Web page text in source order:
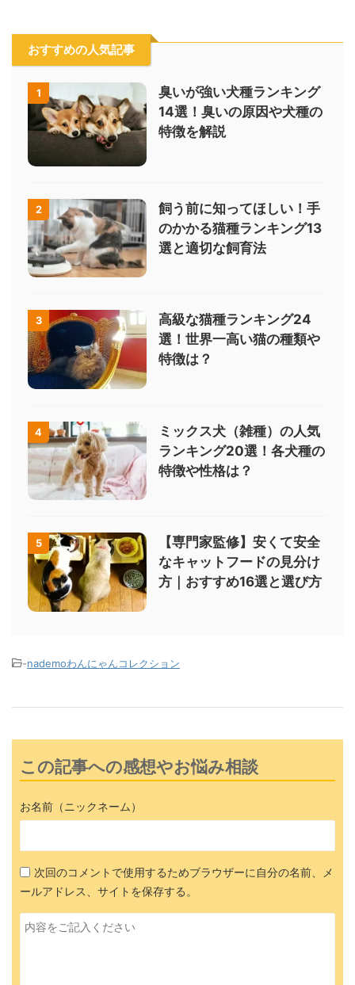
おすすめの人気記事
1
臭いが強い犬種ランキング
14選！臭いの原因や犬種の
特徴を解説
2
飼う前に知ってほしい！手
のかかる猫種ランキング13
選と適切な飼育法
3
高級な猫種ランキング24
選！世界一高い猫の種類や
特徴は？
4
ミックス犬（雑種）の人気
ランキング20選！各犬種の
特徴や性格は？
5
【専門家監修】安くて安全
なキャットフードの見分け
方｜おすすめ16選と選び方
-nademoわんにゃんコレクション
この記事への感想やお悩み相談
お名前（ニックネーム）
次回のコメントで使用するためブラウザーに自分の名前、メ
ールアドレス、サイトを保存する。